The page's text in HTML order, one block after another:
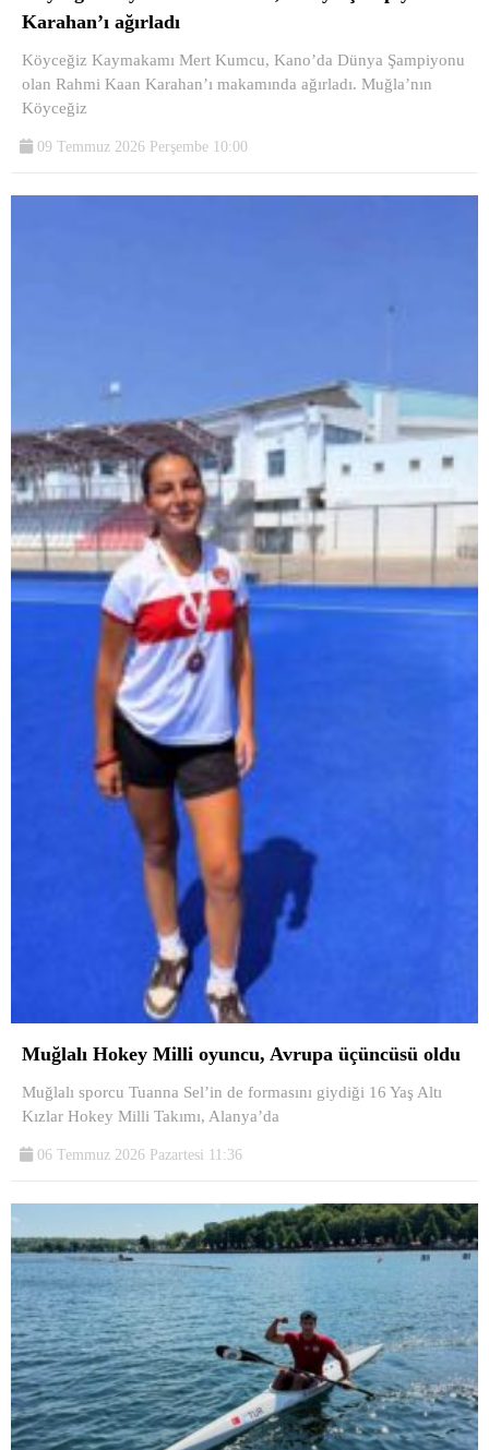
Karahan’ı ağırladı
Köyceğiz Kaymakamı Mert Kumcu, Kano’da Dünya Şampiyonu
olan Rahmi Kaan Karahan’ı makamında ağırladı. Muğla’nın
Köyceğiz
09 Temmuz 2026 Perşembe 10:00
Muğlalı Hokey Milli oyuncu, Avrupa üçüncüsü oldu
Muğlalı sporcu Tuanna Sel’in de formasını giydiği 16 Yaş Altı
Kızlar Hokey Milli Takımı, Alanya’da
06 Temmuz 2026 Pazartesi 11:36